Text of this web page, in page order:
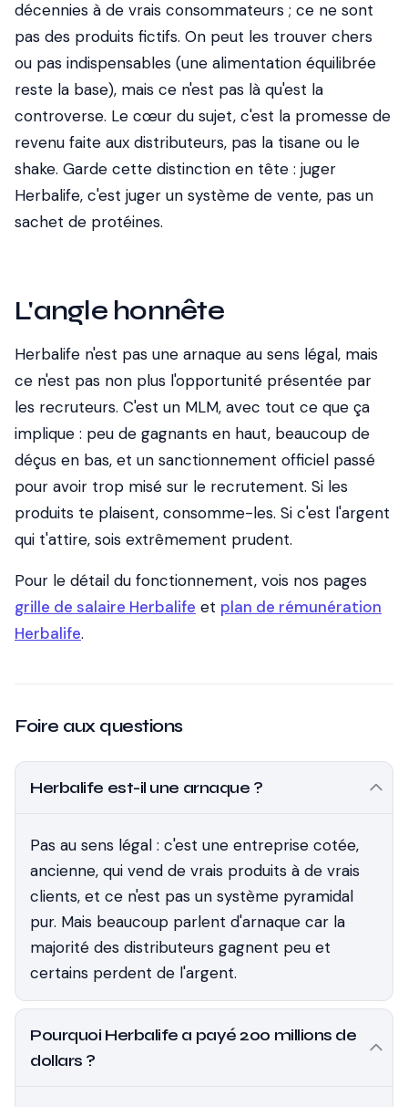
décennies à de vrais consommateurs ; ce ne sont
pas des produits fictifs. On peut les trouver chers
ou pas indispensables (une alimentation équilibrée
reste la base), mais ce n'est pas là qu'est la
controverse. Le cœur du sujet, c'est la promesse de
revenu faite aux distributeurs, pas la tisane ou le
shake. Garde cette distinction en tête : juger
Herbalife, c'est juger un système de vente, pas un
sachet de protéines.
L'angle honnête
Herbalife n'est pas une arnaque au sens légal, mais
ce n'est pas non plus l'opportunité présentée par
les recruteurs. C'est un MLM, avec tout ce que ça
implique : peu de gagnants en haut, beaucoup de
déçus en bas, et un sanctionnement officiel passé
pour avoir trop misé sur le recrutement. Si les
produits te plaisent, consomme-les. Si c'est l'argent
qui t'attire, sois extrêmement prudent.
Pour le détail du fonctionnement, vois nos pages
grille de salaire Herbalife et plan de rémunération
Herbalife.
Foire aux questions
Herbalife est-il une arnaque ?
Pas au sens légal : c'est une entreprise cotée,
ancienne, qui vend de vrais produits à de vrais
clients, et ce n'est pas un système pyramidal
pur. Mais beaucoup parlent d'arnaque car la
majorité des distributeurs gagnent peu et
certains perdent de l'argent.
Pourquoi Herbalife a payé 200 millions de
dollars ?